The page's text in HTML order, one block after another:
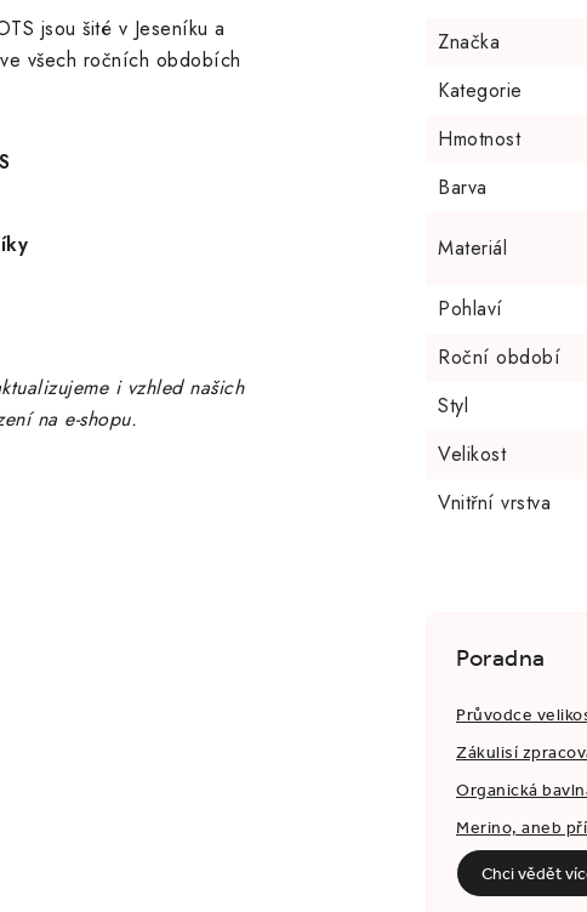
jsou šité v Jeseníku a
všech ročních obdobích
i vzhled našich
na e-shopu.
Značka
Kategorie
Hmotnost
Barva
Materiál
Pohlaví
Roční období
Styl
Velikost
Vnitřní vrstva
Poradna
Průvodce
Zákulisí
Organická
Merino, aneb
Chci vědět